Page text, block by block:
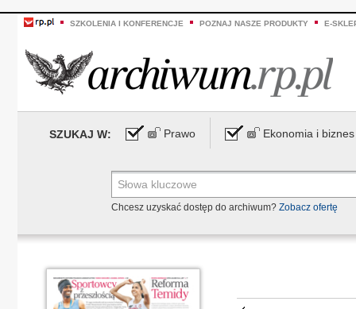
SZKOLENIA I KONFERENCJE POZNAJ NASZE PRODUKTY E-
SZUKAJ W: Prawo Ekonomia i biznes
Chcesz uzyskać dostęp do archiwum? Zobacz ofertę